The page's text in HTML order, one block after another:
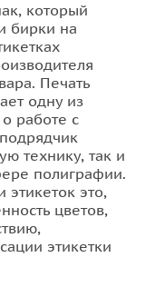
который
бирки на
Печать
одну из
работе с
технику, так и
полиграфии.
этикеток это,
цветов,
этикетки